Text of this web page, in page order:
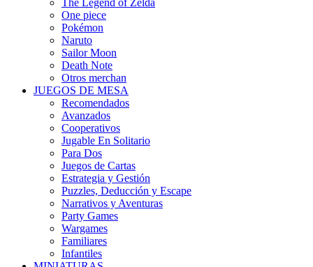
One piece
Pokémon
Naruto
Sailor Moon
Death Note
Otros merchan
JUEGOS DE MESA
Recomendados
Avanzados
Cooperativos
Jugable En Solitario
Para Dos
Juegos de Cartas
Estrategia y Gestión
Puzzles, Deducción y Escape
Narrativos y Aventuras
Party Games
Wargames
Familiares
Infantiles